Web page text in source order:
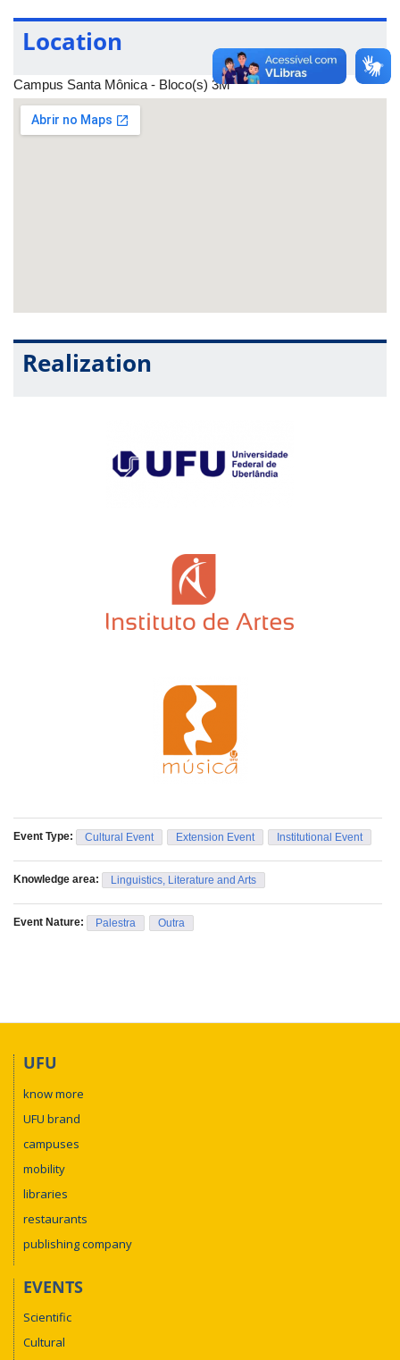
Location
Campus Santa Mônica - Bloco(s) 3M
Realization
Event Type: Cultural Event Extension Event Institutional Event
Knowledge area: Linguistics, Literature and Arts
Event Nature: Palestra Outra
UFU
know more
UFU brand
campuses
mobility
libraries
restaurants
publishing company
EVENTS
Scientific
Cultural